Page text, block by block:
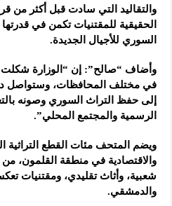
والتقاليد التي سادت قبل أكثر من
الحقيقية للمقتنيات تكمن في
السوري للأجيال الجديدة.
وأضاف “صالح”: إن “الوزارة شكلت
في مختلف المحافظات، وستواصل
إلى حفظ التراث السوري وصونه
الرسمية والمجتمع المحلي”.
ويضم المتحف مئات القطع التراثية
والاقتصادية في منطقة القلمون، من
شعبية، وأثاث تقليدي، ومقتنيات
والدمشقي.